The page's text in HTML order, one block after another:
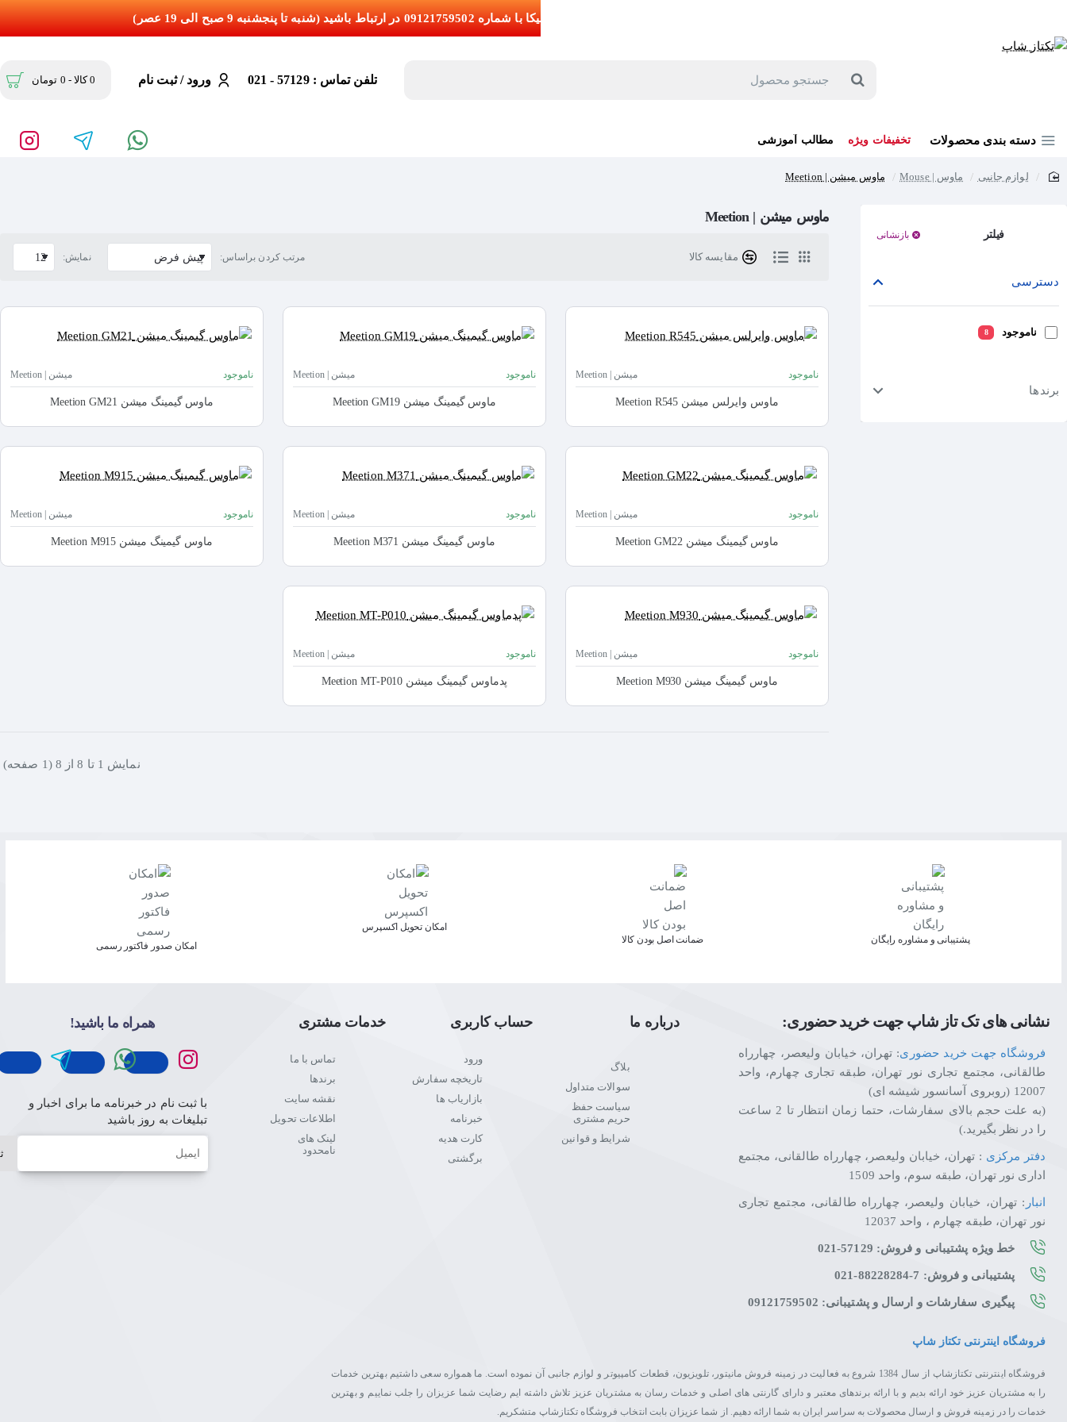
جستجو
تلفن تماس : 57129 - 021 ورود / ثبت نام 0 کالا - 0 تومان
دسته بندی محصولات تخفیفات ویژه مطالب آموزشی
لوازم جانبی ماوس | Mouse ماوس میشن | Meetion
فیلتر بازنشانی
دسترسی
ناموجود 8
برندها
ماوس میشن | Meetion
مقایسه کالا مرتب کردن براساس: نمایش:
ناموجود میشن | Meetion
ماوس وایرلس میشن Meetion R545
ناموجود میشن | Meetion
ماوس گیمینگ میشن Meetion GM19
ناموجود میشن | Meetion
ماوس گیمینگ میشن Meetion GM21
ناموجود میشن | Meetion
ماوس گیمینگ میشن Meetion GM22
ناموجود میشن | Meetion
ماوس گیمینگ میشن Meetion M371
ناموجود میشن | Meetion
ماوس گیمینگ میشن Meetion M915
ناموجود میشن | Meetion
ماوس گیمینگ میشن Meetion M930
ناموجود میشن | Meetion
پدماوس گیمینگ میشن Meetion MT-P010
نمايش 1 تا 8 از 8 (1 صفحه)
پشتیبانی و مشاوره رایگان ﺿﻤﺎﻧﺖ اﺻﻞ ﺑﻮدن ﮐﺎﻟﺎ
اﻣﮑﺎن ﺗﺤﻮﯾﻞ اﮐﺴﭙﺮس
امکان صدور فاکتور رسمی
نشانی های تک تاز شاپ جهت خرید حضوری:
فروشگاه جهت خرید حضوری: تهران، خیابان ولیعصر، چهارراه
طالقانی، مجتمع تجاری نور تهران، طبقه تجاری چهارم، واحد
12007 (روبروی آسانسور شیشه ای)
(به علت حجم بالای سفارشات، حتما زمان انتظار تا 2 ساعت
را در نظر بگیرید.)
دفتر مرکزی : تهران، خیابان ولیعصر، چهارراه طالقانی، مجتمع
اداری نور تهران، طبقه سوم، واحد 1509
انبار : تهران، خیابان ولیعصر، چهارراه طالقانی، مجتمع تجاری
نور تهران، طبقه چهارم ، واحد 12037
خط ویژه پشتیبانی و فروش: 57129-021
پشتیبانی و فروش: 7-88228284-021
پیگیری سفارشات و ارسال و پشتیبانی: 09121759502
درباره ما
بلاگ
سوالات متداول
سیاست حفظ
حریم مشتری
شرایط و قوانین
حساب کاربری
ورود
تاریخچه سفارش
بازاریاب ها
خبرنامه
کارت هدیه
برگشتی
خدمات مشتری
تماس با ما
برندها
نقشه سایت
اطلاعات تحویل
لینک های
نامحدود
همراه ما باشید!
با ثبت نام در خبرنامه ما برای اخبار و
تبلیغات به روز باشید
ایمیل
فروشگاه اینترنتی تکتاز شاپ
فروشگاه اینترنتی تکتازشاپ از سال 1384 شروع به فعالیت در زمینه فروش مانیتور، تلویزیون، قطعات کامپیوتر و لوازم جانبی آن نموده است. ما همواره سعی داشتیم بهترین خدمات
را به مشتریان عزیز خود ارائه بدیم و با ارائه برندهای معتبر و دارای گارنتی های اصلی و خدمات رسان به مشتریان عزیز تلاش داشته ایم رضایت شما عزیزان را جلب نماییم و بهترین
خدمات را در زمینه فروش و ارسال محصولات به سراسر ایران به شما ارائه دهیم. از شما عزیزان بابت انتخاب فروشگاه تکتازشاپ متشکریم.